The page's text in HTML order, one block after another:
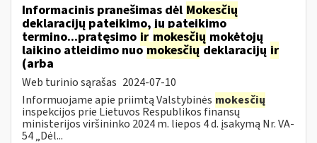
Informacinis pranešimas dėl Mokesčių
deklaracijų pateikimo, jų pateikimo
termino...pratęsimo ir mokesčių mokėtojų
laikino atleidimo nuomokesčiųdeklaracijų ir
(arba
Web turinio sąrašas 2024-07-10
Informuojame apie priimtą Valstybinės mokesčių
inspekcijos prie Lietuvos Respublikos finansų
ministerijos viršininko 2024 m. liepos 4 d. įsakymą Nr. VA-
54 „Dėl...